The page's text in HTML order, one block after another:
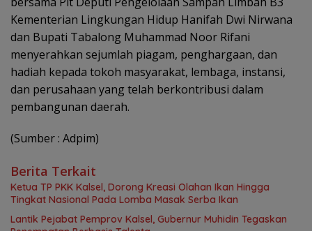
Kementerian Lingkungan Hidup Hanifah Dwi Nirwana
dan Bupati Tabalong Muhammad Noor Rifani
menyerahkan sejumlah piagam, penghargaan, dan
hadiah kepada tokoh masyarakat, lembaga, instansi,
dan perusahaan yang telah berkontribusi dalam
pembangunan daerah.
(Sumber : Adpim)
Berita Terkait
Ketua TP PKK Kalsel, Dorong Kreasi Olahan Ikan Hingga
Tingkat Nasional Pada Lomba Masak Serba Ikan
Lantik Pejabat Pemprov Kalsel, Gubernur Muhidin Tegaskan